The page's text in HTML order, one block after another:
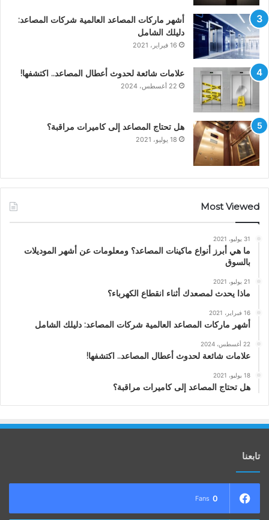
أشهر ماركات المصاعد العالمية شركات المصاعد:
دليلك الشامل
16 فبراير، 2021
علامات شائعة لحدوث أعطال المصاعد.. اكتشفها!
22 أغسطس، 2024
هل تحتاج المصاعد إلى كاميرات مراقبة؟
18 يوليو، 2021
Most Viewed
31 يوليو، 2021
ما هي أبرز أنواع ماكينات المصاعد؟ ومعلومات عن أشهر الموديلات
بالسوق
21 يوليو، 2021
ماذا يحدث لمصعدك أثناء انقطاع الكهرباء؟
16 فبراير، 2021
أشهر ماركات المصاعد العالمية شركات المصاعد: دليلك الشامل
22 أغسطس، 2024
علامات شائعة لحدوث أعطال المصاعد.. اكتشفها!
18 يوليو، 2021
هل تحتاج المصاعد إلى كاميرات مراقبة؟
تابعنا
0
Fans